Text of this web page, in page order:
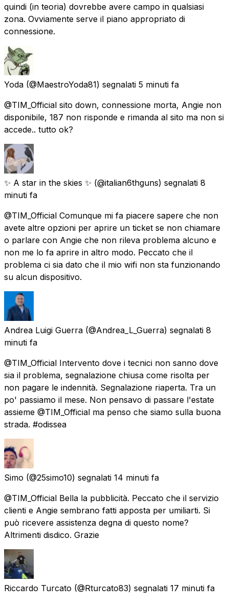
quindi (in teoria) dovrebbe avere campo in qualsiasi
zona. Ovviamente serve il piano appropriato di
connessione.
Yoda (@MaestroYoda81) segnalati 5 minuti fa
@TIM_Official sito down, connessione morta, Angie non
disponibile, 187 non risponde e rimanda al sito ma non si
accede.. tutto ok?
✨ A star in the skies ✨ (@italian6thguns) segnalati 8
minuti fa
@TIM_Official Comunque mi fa piacere sapere che non
avete altre opzioni per aprire un ticket se non chiamare
o parlare con Angie che non rileva problema alcuno e
non me lo fa aprire in altro modo. Peccato che il
problema ci sia dato che il mio wifi non sta funzionando
su alcun dispositivo.
Andrea Luigi Guerra (@Andrea_L_Guerra) segnalati 8
minuti fa
@TIM_Official Intervento dove i tecnici non sanno dove
sia il problema, segnalazione chiusa come risolta per
non pagare le indennità. Segnalazione riaperta. Tra un
po' passiamo il mese. Non pensavo di passare l'estate
assieme @TIM_Official ma penso che siamo sulla buona
strada. #odissea
Simo (@25simo10) segnalati 14 minuti fa
@TIM_Official Bella la pubblicità. Peccato che il servizio
clienti e Angie sembrano fatti apposta per umiliarti. Si
può ricevere assistenza degna di questo nome?
Altrimenti disdico. Grazie
Riccardo Turcato (@Rturcato83) segnalati 17 minuti fa